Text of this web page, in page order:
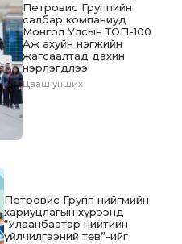
Петровис Группийн
салбар компаниуд
Монгол Улсын ТОП-100
Аж ахуйн нэгжийн
жагсаалтад дахин
нэрлэгдлээ
Цааш унших
Петровис Групп нийгмийн
хариуцлагын хүрээнд
“Улаанбаатар нийтийн
үйлчилгээний төв”-ийг